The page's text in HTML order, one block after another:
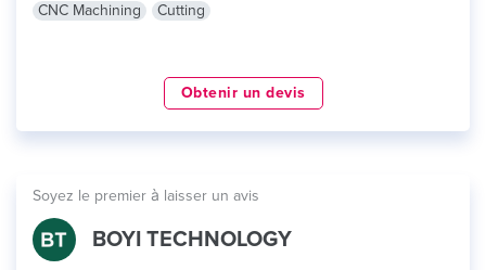
CNC Machining
Cutting
Obtenir un devis
Soyez le premier à laisser un avis
BOYI TECHNOLOGY